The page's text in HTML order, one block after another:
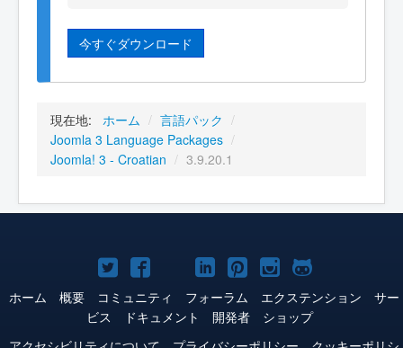
今すぐダウンロード
現在地: ホーム / 言語パック /
Joomla 3 Language Packages /
Joomla! 3 - Croatian / 3.9.20.1
Joomla!
Twitter
Joomla!
Facebook
Joomla!
YouTube
Joomla!
LinkedIn
Joomla!
Pinterest
Joomla!
Instagram
Joomla!
GitHub
ホーム 概要 コミュニティ フォーラム エクステンション
サー
ビス
ドキュメント 開発者
ショップ